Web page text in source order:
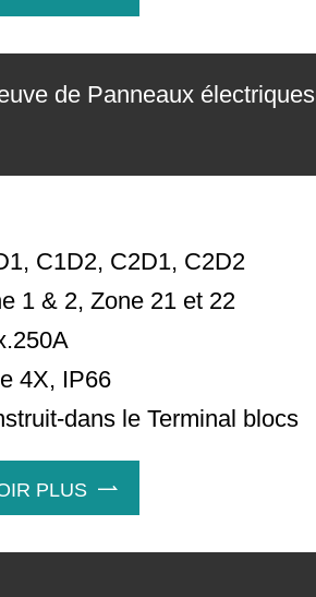
de Panneaux électriques
C1D2, C2D1, C2D2
1 & 2, Zone 21 et 22
4X, IP66
dans le Terminal blocs
PLUS 